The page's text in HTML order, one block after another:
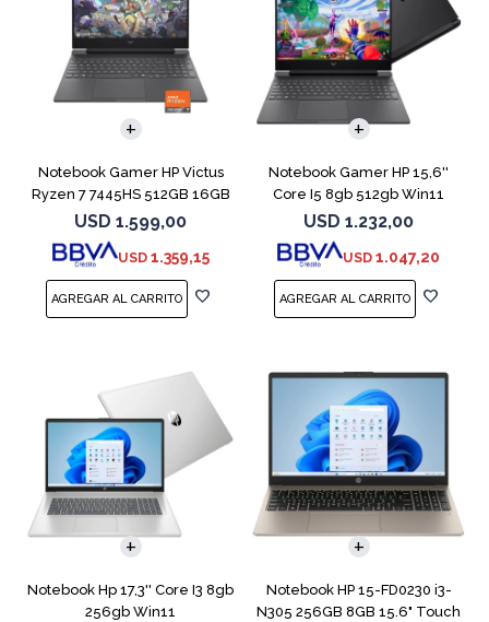
Notebook Gamer HP Victus
Ryzen 7 7445HS 512GB 16GB
RTX 4050
USD 1.599,00
USD 1.359,15
COMPARAR
Notebook Gamer HP 15,6''
Core I5 8gb 512gb Win11
Rtx3050
USD 1.232,00
USD 1.047,20
COMPARAR
Notebook Hp 17,3'' Core I3 8gb
256gb Win11
COMPARAR
Notebook HP 15-FD0230 i3-
N305 256GB 8GB 15.6" Touch
COMPARAR